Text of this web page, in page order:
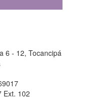
6 - 12, Tocancipá
Ext. 102